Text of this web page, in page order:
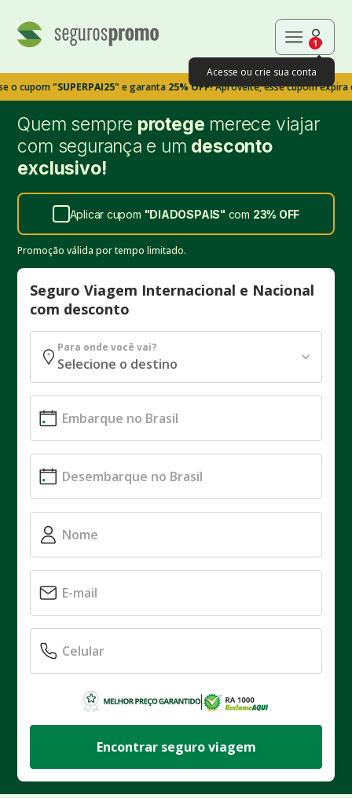
1
Acesse ou crie sua conta
"SUPERPAI25"e garanta25% OFF!Aproveite, esse cupom expira em
Quem sempre protege merece viajar
com segurança e um desconto
exclusivo!
Aplicar cupom "DIADOSPAIS" com 23% OFF
Promoção válida por tempo limitado.
Seguro Viagem Internacional e Nacional
com desconto
Para onde você vai?
Encontrar seguro viagem